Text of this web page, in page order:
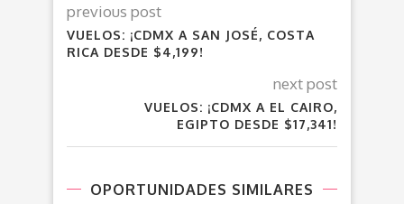
previous post
VUELOS: ¡CDMX A SAN JOSÉ, COSTA
RICA DESDE $4,199!
next post
VUELOS: ¡CDMX A EL CAIRO,
EGIPTO DESDE $17,341!
OPORTUNIDADES SIMILARES